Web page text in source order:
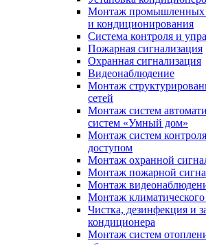
Монтаж промышленных
и кондиционирования
Система контроля и
Пожарная сигнализация
Охранная сигнализация
Видеонаблюдение
Монтаж
сетей
Монтаж систем
систем «Умный дом»
Монтаж систем
доступом
Монтаж охранной
Монтаж пожарной
Монтаж
Монтаж
Чистка, дезинфекция и
кондиционера
Монтаж систем